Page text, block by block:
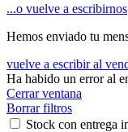
...o vuelve a escribirnos
Hemos enviado tu
vuelve a escribir al
Ha habido un error al
Cerrar ventana
Borrar filtros
Stock con entrega